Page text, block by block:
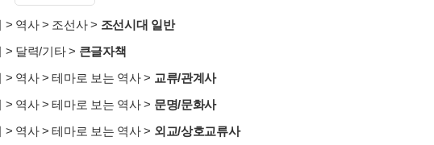
> 역사> 조선사> 조선시대 일반
> 달력/기타> 큰글자책
> 역사>테마로 보는 역사> 교류/관계사
> 역사>테마로 보는 역사> 문명/문화사
> 역사>테마로 보는 역사> 외교/상호교류사